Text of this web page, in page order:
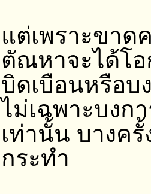
แต่เพราะขาด
ตัณหาจะได้โอ
บิดเบือนหรือบ
ไม่เฉพาะบงก
เท่านั้น บางค
กระทำ